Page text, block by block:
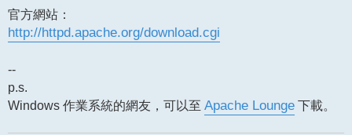
官方網站：
http://httpd.apache.org/download.cgi
--
p.s.
Windows 作業系統的網友，可以至 Apache Lounge 下載。